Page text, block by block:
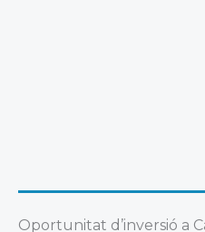
Oportunitat d’inversió a